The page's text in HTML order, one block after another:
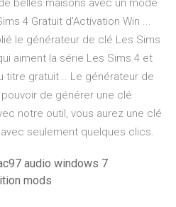
belles maisons avec un mode
4 Gratuit d'Activation Win ...
le générateur de clé Les Sims
aiment la série Les Sims 4 et
titre gratuit .. Le générateur de
de générer une clé
notre outil, vous aurez une clé
seulement quelques clics.
audio windows 7
mods